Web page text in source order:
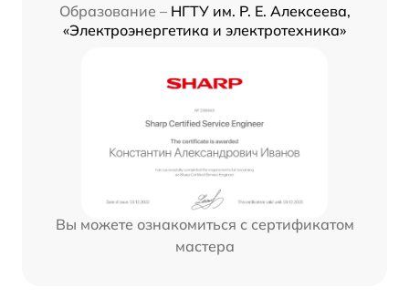
Образование – НГТУ им. Р. Е. Алексеева,
«Электроэнергетика и электротехника»
Вы можете ознакомиться с сертификатом
мастера